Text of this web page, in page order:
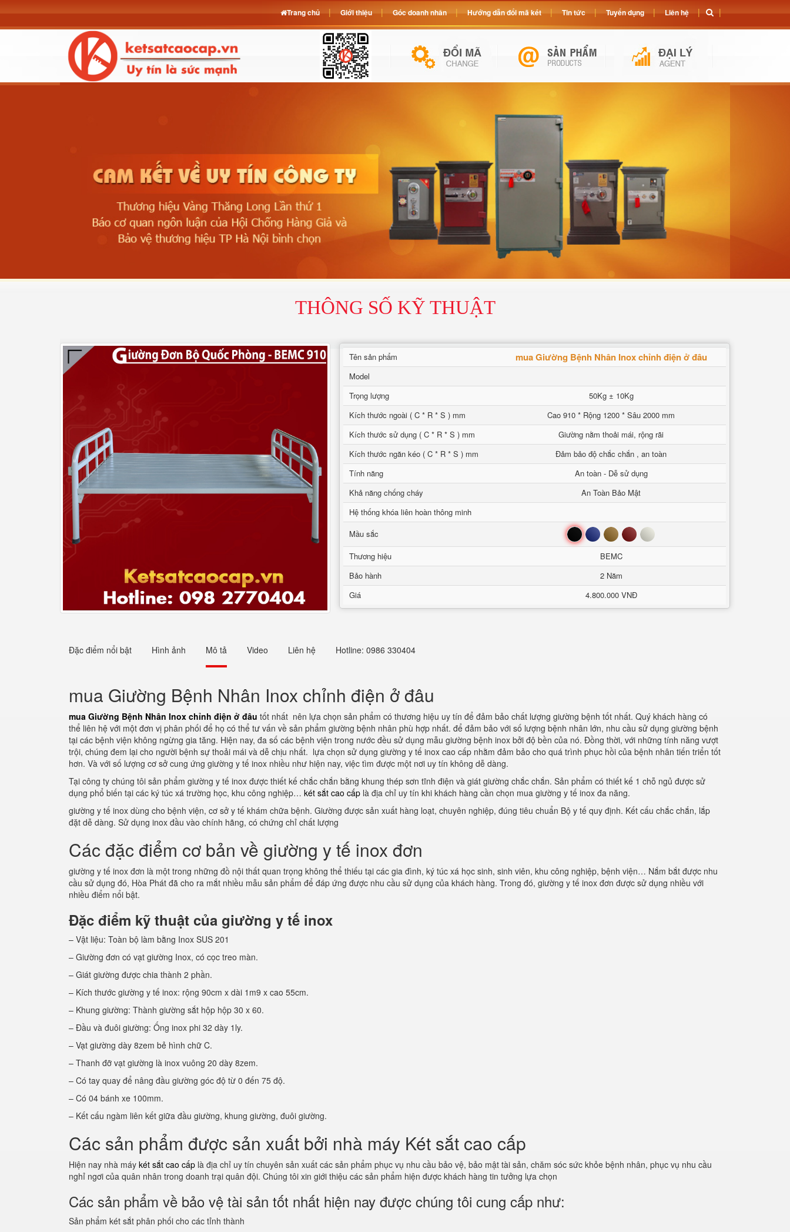
THÔNG SỐ KỸ THUẬT
Tên sản phẩm mua Giường Bệnh Nhân Inox chỉnh điện ở đâu
Model
Trọng lượng
50Kg ± 10Kg
Kích thước ngoài ( C * R * S ) mm
Cao 910 * Rộng 1200 * Sâu 2000 mm
Kích thước sử dụng ( C * R * S ) mm
Giường nằm thoải mái, rộng rãi
Kích thước ngăn kéo ( C * R * S ) mm
Đảm bảo độ chắc chắn , an toàn
Tính năng
An toàn - Dễ sử dụng
Khả năng chống cháy
An Toàn Bảo Mật
Hệ thống khóa liên hoàn thông minh
Mầu sắc
Đen Xanh Nâu Đỏ Trắng
Thương hiệu
BEMC
Bảo hành
2 Năm
Giá
4.800.000 VNĐ
Đặc điểm nổi bật Hình ảnh Mô tả Video Liên hệ Hotline: 0986 330404
mua Giường Bệnh Nhân Inox chỉnh điện ở đâu
mua Giường Bệnh Nhân Inox chỉnh điện ở đâu tốt nhất nên lựa chọn sản phẩm có thương hiệu uy tín để đảm bảo chất lượng giường bệnh tốt nhất. Quý khách hàng có
thể liên hệ với một đơn vị phân phối để họ có thể tư vấn về sản phẩm giường bệnh nhân phù hợp nhất. để đảm bảo với số lượng bệnh nhân lớn, nhu cầu sử dụng giường bệnh
tại các bệnh viện không ngừng gia tăng. Hiện nay, đa số các bệnh viện trong nước đều sử dụng mẫu giường bệnh inox bởi độ bền của nó. Đồng thời, với những tính năng vượt
trội, chúng đem lại cho người bệnh sự thoải mái và dễ chịu nhất. lựa chọn sử dụng giường y tế inox cao cấp nhằm đảm bảo cho quá trình phục hồi của bệnh nhân tiến triển tốt
hơn. Và với số lượng cơ sở cung ứng giường y tế inox nhiều như hiện nay, việc tìm được một nơi uy tín không dễ dàng.
Tại công ty chúng tôi sản phẩm giường y tế inox được thiết kế chắc chắn bằng khung thép sơn tĩnh điện và giát giường chắc chắn. Sản phẩm có thiết kế 1 chỗ ngủ được sử
dụng phổ biến tại các ký túc xá trường học, khu công nghiệp… két sắt cao cấp là địa chỉ uy tín khi khách hàng cần chọn mua giường y tế inox đa năng.
giường y tế inox dùng cho bệnh viện, cơ sở y tế khám chữa bệnh. Giường được sản xuất hàng loạt, chuyên nghiệp, đúng tiêu chuẩn Bộ y tế quy định. Kết cấu chắc chắn, lắp
đặt dễ dàng. Sử dụng inox đầu vào chính hãng, có chứng chỉ chất lượng
Các đặc điểm cơ bản về giường y tế inox đơn
giường y tế inox đơn là một trong những đồ nội thất quan trọng không thể thiếu tại các gia đình, ký túc xá học sinh, sinh viên, khu công nghiệp, bệnh viện… Nắm bắt được nhu
cầu sử dụng đó, Hòa Phát đã cho ra mắt nhiều mẫu sản phẩm để đáp ứng được nhu cầu sử dụng của khách hàng. Trong đó, giường y tế inox đơn được sử dụng nhiều với
nhiều điểm nổi bật.
Đặc điểm kỹ thuật của giường y tế inox
– Vật liệu: Toàn bộ làm bằng Inox SUS 201
– Giường đơn có vạt giường Inox, có cọc treo màn.
– Giát giường được chia thành 2 phần.
– Kích thước giường y tế inox: rộng 90cm x dài 1m9 x cao 55cm.
– Khung giường: Thành giường sắt hộp hộp 30 x 60.
– Đầu và đuôi giường: Ống inox phi 32 dày 1ly.
– Vạt giường dày 8zem bẻ hình chữ C.
– Thanh đỡ vạt giường là inox vuông 20 dày 8zem.
– Có tay quay để nâng đầu giường góc độ từ 0 đến 75 độ.
– Có 04 bánh xe 100mm.
– Kết cấu ngàm liên kết giữa đầu giường, khung giường, đuôi giường.
Các sản phẩm được sản xuất bởi nhà máy Két sắt cao cấp
Hiện nay nhà máy két sắt cao cấp là địa chỉ uy tín chuyên sản xuất các sản phẩm phục vụ nhu cầu bảo vệ, bảo mật tài sản, chăm sóc sức khỏe bệnh nhân, phục vụ nhu cầu
nghỉ ngơi của quân nhân trong doanh trại quân đội. Chúng tôi xin giới thiệu các sản phẩm hiện được khách hàng tin tưởng lựa chọn
Các sản phẩm về bảo vệ tài sản tốt nhất hiện nay được chúng tôi cung cấp như:
Sản phẩm két sắt phân phối cho các tỉnh thành
Trang chủ Giới thiệu Góc doanh nhân Hướng dẫn đổi mã két Tin tức Tuyển dụng Liên hệ